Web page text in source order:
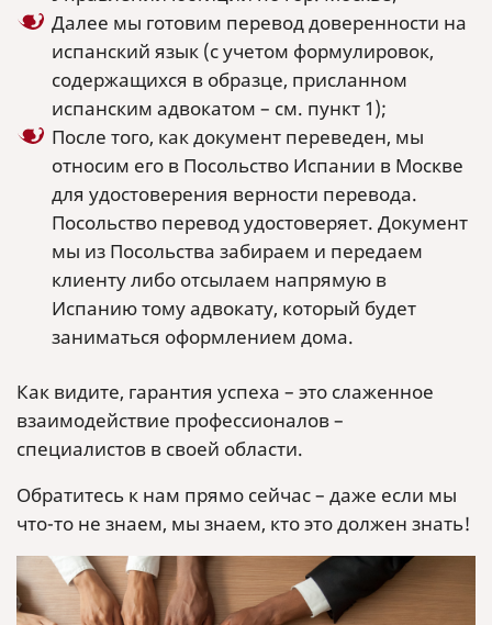
Далее мы готовим перевод доверенности на
испанский язык (с учетом формулировок,
содержащихся в образце, присланном
испанским адвокатом – см. пункт 1);
После того, как документ переведен, мы
относим его в Посольство Испании в Москве
для удостоверения верности перевода.
Посольство перевод удостоверяет. Документ
мы из Посольства забираем и передаем
клиенту либо отсылаем напрямую в
Испанию тому адвокату, который будет
заниматься оформлением дома.
Как видите, гарантия успеха – это слаженное
взаимодействие профессионалов –
специалистов в своей области.
Обратитесь к нам прямо сейчас – даже если мы
что-то не знаем, мы знаем, кто это должен знать!